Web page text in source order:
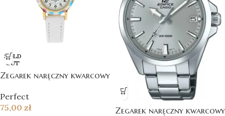
SOLD
OUT
Zegarek naręczny kwarcowy
Perfect
75,00 zł Zegarek naręczny kwarcowy